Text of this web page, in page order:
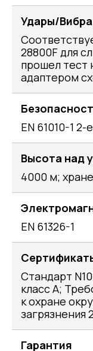
Удары/
28800F для
прошел тест
адаптером
EN 61010-1 2-
Высота над
4000 м;
EN 61326-1
Стандарт
класс А;
к охране
загрязнения 2
Гарантия